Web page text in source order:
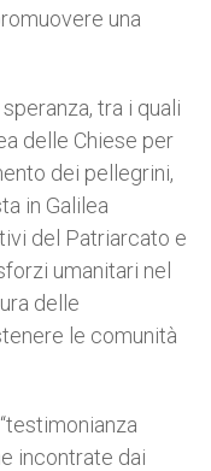
una
tra i quali
delle Chiese per
dei pellegrini,
in Galilea
del Patriarcato e
umanitari nel
delle
le comunità
incontrate dai